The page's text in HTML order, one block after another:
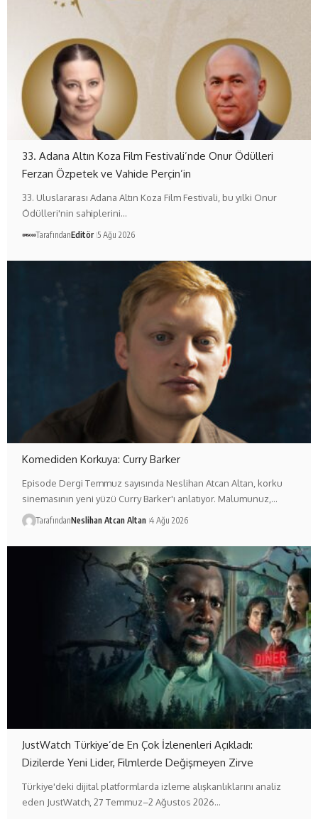
33. Adana Altın Koza Film Festivali’nde Onur Ödülleri
Ferzan Özpetek ve Vahide Perçin’in
33. Uluslararası Adana Altın Koza Film Festivali, bu yılki Onur
Ödülleri'nin sahiplerini…
TarafındanEditör 5 Ağu 2026
Komediden Korkuya: Curry Barker
Episode Dergi Temmuz sayısında Neslihan Atcan Altan, korku
sinemasının yeni yüzü Curry Barker'ı anlatıyor. Malumunuz,…
TarafındanNeslihan Atcan Altan 4 Ağu 2026
JustWatch Türkiye’de En Çok İzlenenleri Açıkladı:
Dizilerde Yeni Lider, Filmlerde Değişmeyen Zirve
Türkiye'deki dijital platformlarda izleme alışkanlıklarını analiz
eden JustWatch, 27 Temmuz–2 Ağustos 2026…